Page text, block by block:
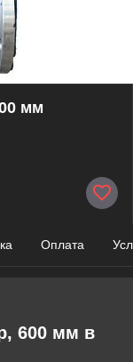
мм
Оплата
600 мм в